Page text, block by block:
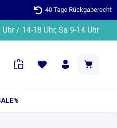
40 Tage Rückgaberecht
/ 14-18 Uhr, Sa 9-14 Uhr